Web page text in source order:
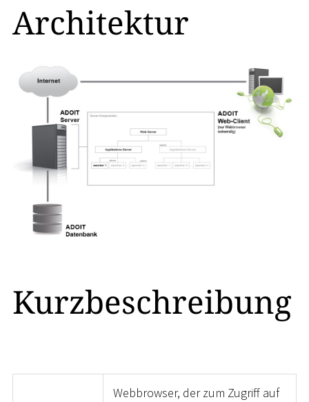
Architektur
Kurzbeschreibung
Webbrowser, der zum Zugriff auf